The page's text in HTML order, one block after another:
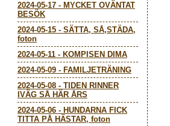
2024-05-17 - MYCKET OVÄNTAT
BESÖK
2024-05-15 - SÄTTA, SÅ,STÄDA,
foton
2024-05-11 - KOMPISEN DIMA
2024-05-09 - FAMILJETRÄNING
2024-05-08 - TIDEN RINNER
IVÄG SÅ HÄR ÅRS
2024-05-06 - HUNDARNA FICK
TITTA PÅ HÄSTAR, foton